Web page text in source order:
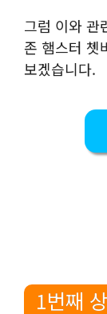
그럼 이와 관
존 햄스터 쳇
보겠습니다.
1번째